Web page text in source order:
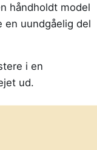
håndholdt model
en uundgåelig del
i en
ud.